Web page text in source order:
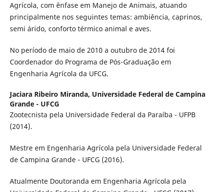
Agrícola, com ênfase em Manejo de Animais, atuando
principalmente nos seguintes temas: ambiência, caprinos,
semi árido, conforto térmico animal e aves.
No período de maio de 2010 a outubro de 2014 foi
Coordenador do Programa de Pós-Graduação em
Engenharia Agrícola da UFCG.
Jaciara Ribeiro Miranda, Universidade Federal de Campina
Grande - UFCG
Zootecnista pela Universidade Federal da Paraíba - UFPB
(2014).
Mestre em Engenharia Agrícola pela Universidade Federal
de Campina Grande - UFCG (2016).
Atualmente Doutoranda em Engenharia Agrícola pela